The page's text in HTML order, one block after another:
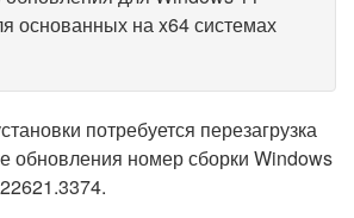
основанных на x64 системах
потребуется перезагрузка
обновления номер сборки Windows